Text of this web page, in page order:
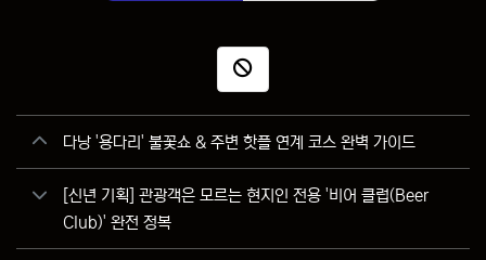
신고
관련자료
다낭 '용다리' 불꽃쇼 & 주변 핫플 연계 코스 완벽 가이드
[신년 기획] 관광객은 모르는 현지인 전용 '비어 클럽(Beer
Club)' 완전 정복